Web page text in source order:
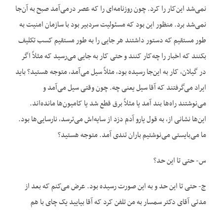
نمی‌شد این‌کار را کرد. چون روزنامه‌ای را که عصر درمی‌آمد صبح به آن‌جا
نمی‌شد برد. منظور این بود که مسئولیت سردبیر بود با سازمان امنیت به
طور مستقیم که دستور داشتند هر جایی را به طور مستقیم کسب تکلیف
بکنند که اخبار را چه‌کار کنند و حتی کار به جایی می‌رسید که مثلاً اگر
در گیلان، کار به این‌جا رسیده بود، مثلاً سیل می‌آمد، متوجه هستید؟ باید
ایراد می‌گرفتند که آقا سیل یعنی چه. چون وقتی سیل می‌آمد و
می‌نوشتند راه‌ها بند آمد یا مثلاً برق قطع شد یا کامیون‌ها مانده‌اند.
این‌ها نشانی از، به قول یارو آدم دزد از سایه‌اش می‌ترسد، نارسایی‌ها بود.
ما می‌بایستی می‌نوشتیم باران تندی آمد. متوجه هستید؟
س- حتی تا این حد؟
ج- حتی تا این حد و به این صورت رسیده بود. عرض می‌کنم که بعد از
مدتی آقای دکتر سمسار به من تلفن کرد که آقا بیایید یک چای با هم